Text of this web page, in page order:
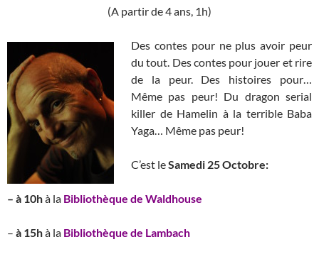
(A partir de 4 ans, 1h)
Des contes pour ne plus avoir peur
du tout. Des contes pour jouer et rire
de la peur. Des histoires pour…
Même pas peur! Du dragon serial
killer de Hamelin à la terrible Baba
Yaga… Même pas peur!
C’est leSamedi 25 Octobre:
– à 10hà la Bibliothèque de Waldhouse
– à 15hà la Bibliothèque de Lambach